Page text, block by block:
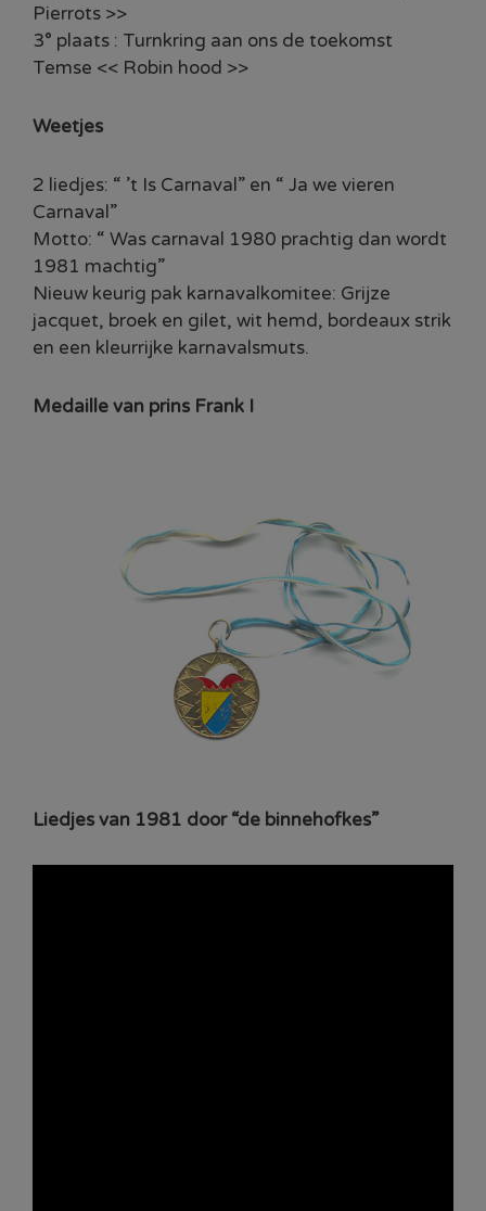
Pierrots >>
3° plaats : Turnkring aan ons de toekomst
Temse << Robin hood >>
Weetjes
2 liedjes: “ ’t Is Carnaval” en “ Ja we vieren
Carnaval”
Motto: “ Was carnaval 1980 prachtig dan wordt
1981 machtig”
Nieuw keurig pak karnavalkomitee: Grijze
jacquet, broek en gilet, wit hemd, bordeaux strik
en een kleurrijke karnavalsmuts.
Medaille van prins Frank I
Liedjes van 1981 door “de binnehofkes”